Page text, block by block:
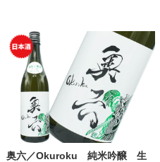
奥六／Okuroku 純米吟醸 生